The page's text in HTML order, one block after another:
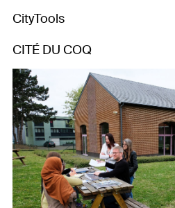
CityTools
CITÉ DU COQ
Previous